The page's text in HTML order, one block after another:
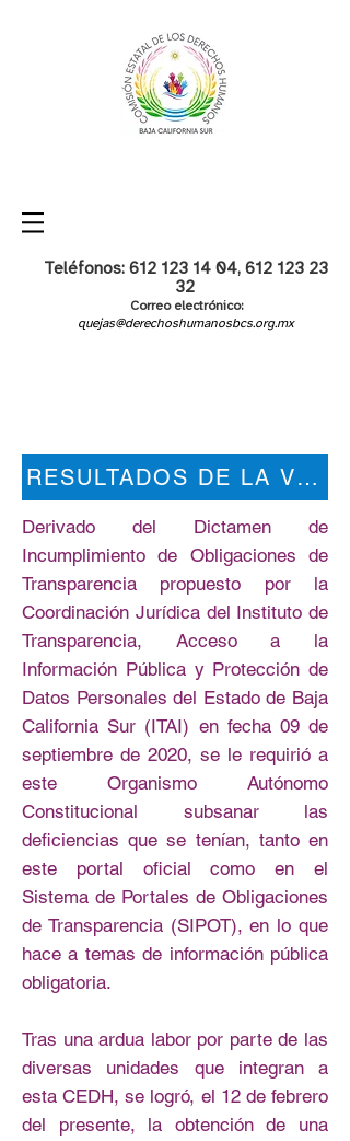
Teléfonos: 612 123 14 04, 612 123 23
32
Correo electrónico:
quejas@derechoshumanosbcs.org.mx
RESULTADOS DE LA
Derivado del Dictamen de
Incumplimiento de Obligaciones de
Transparencia propuesto por la
Coordinación Jurídica del Instituto de
Transparencia, Acceso a la
Información Pública y Protección de
Datos Personales del Estado de Baja
California Sur (ITAI) en fecha 09 de
septiembre de 2020, se le requirió a
este Organismo Autónomo
Constitucional subsanar las
deficiencias que se tenían, tanto en
este portal oficial como en el
Sistema de Portales de Obligaciones
de Transparencia (SIPOT), en lo que
hace a temas de información pública
obligatoria.
Tras una ardua labor por parte de las
diversas unidades que integran a
esta CEDH, se logró, el 12 de febrero
del presente, la obtención de una